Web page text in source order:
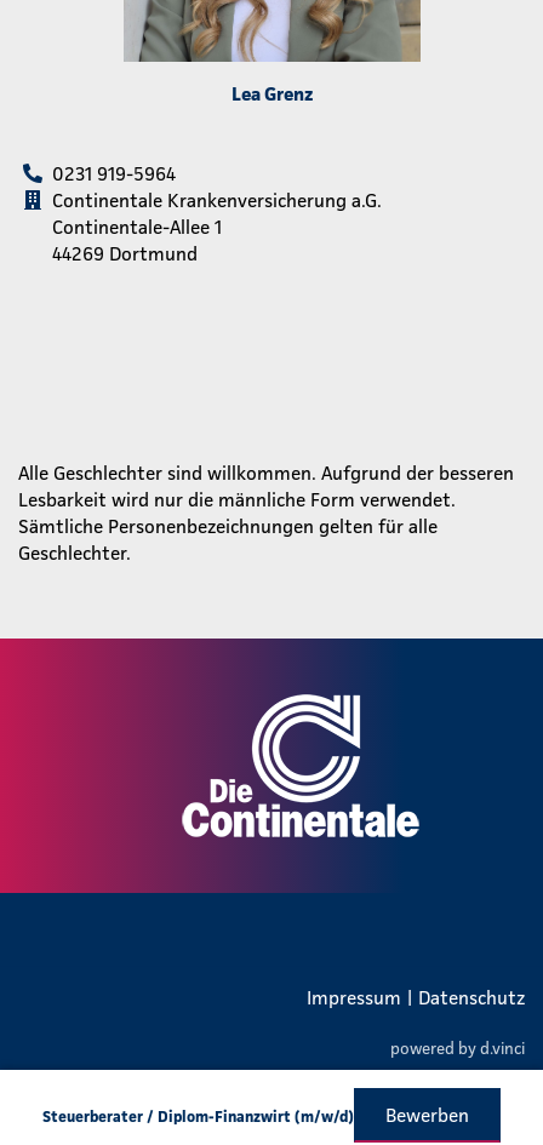
Lea Grenz
0231 919-5964
Continentale Krankenversicherung a.G.
Continentale-Allee 1
44269 Dortmund
Alle Geschlechter sind willkommen. Aufgrund der besseren
Lesbarkeit wird nur die männliche Form verwendet.
Sämtliche Personenbezeichnungen gelten für alle
Geschlechter.
Steuerberater / Diplom-Finanzwirt (m/w/d) Bewerben
Impressum | Datenschutz
powered byd.vinci